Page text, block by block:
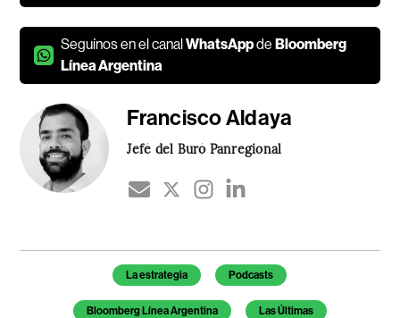
Seguínos en el canalWhatsAppdeBloomberg
Línea Argentina
Francisco Aldaya
Jefé del Buró Panregional
Temas de este artículo
La estrategia Podcasts
Bloomberg Línea Argentina Las Últimas